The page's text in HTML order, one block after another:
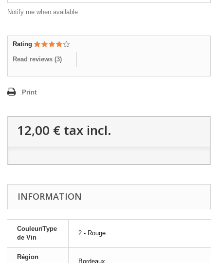
Notify me when available
Rating
Read reviews (3)
Print
12,00 € tax incl.
INFORMATION
Couleur/Type
de Vin
2 - Rouge
Région
Bordeaux